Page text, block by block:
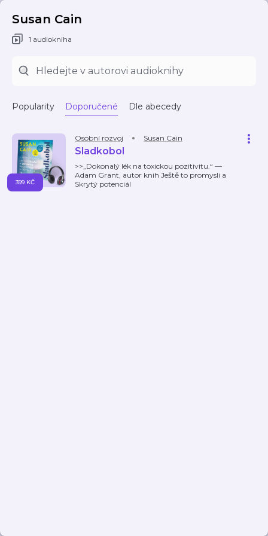
Susan Cain
1 audiokniha
Popularity Doporučené Dle abecedy
Osobní rozvoj Susan Cain
Sladkobol
>>„Dokonalý lék na toxickou pozitivitu.“ —
Adam Grant, autor knih Ještě to promysli a
Skrytý potenciál
399 KČ